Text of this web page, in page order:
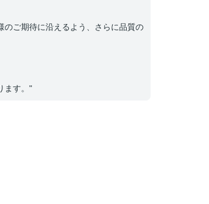
のご期待に沿えるよう、さらに品質の
ます。"